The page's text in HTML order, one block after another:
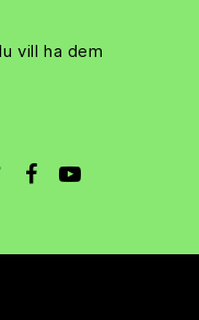
vill ha dem